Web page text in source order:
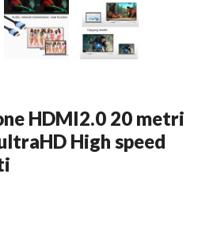
HDMI2.0 20 metri
High speed